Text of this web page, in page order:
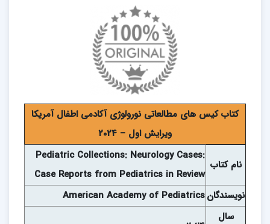
کتاب کیس های مطالعاتی نورولوژی آکادمی اطفال آمریکا
ویرایش اول – 2024
نام کتاب
Pediatric Collections: Neurology Cases:
Case Reports from Pediatrics in Review
نويسندگانAmerican Academy of Pediatrics
سال